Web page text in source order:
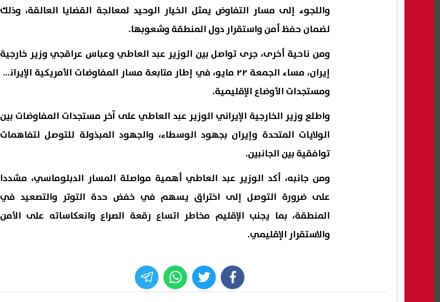
واللجوء إلى مسار التفاوض يمثل الخيار الوحيد لمعالجة القضايا العالقة، وذلك
لضمان حفظ أمن واستقرار دول المنطقة وشعوبها.
ومن ناحية أخرى، جرى تواصل بين الوزير عبد العاطي وعباس عراقجي وزير خارجية
إيران، مساء الجمعة ٢٢ مايو، في إطار متابعة مسار المفاوضات الأمريكية الإيرانية
ومستجدات الأوضاع الإقليمية.
واطلع وزير الخارجية الإيراني الوزير عبد العاطي على آخر مستجدات المفاوضات بين
الولايات المتحدة وإيران بجهود الوسطاء، والجهود المبذولة للتوصل لتفاهمات
توافقية بين الجانبين.
ومن جانبه، أكد الوزير عبد العاطي أهمية مواصلة المسار الدبلوماسي، مشددا
على ضرورة التوصل إلى اختراق يسهم في خفض حدة التوتر والتصعيد في
المنطقة، بما يجنب الإقليم مخاطر اتساع رقعة الصراع وانعكاساته على الأمن
والاستقرار الإقليمي.
facebook
twitter
whats